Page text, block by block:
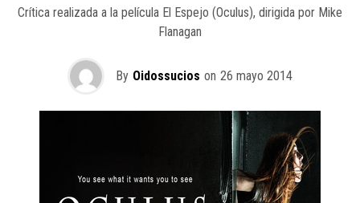
Crítica realizada a la película El Espejo (Oculus), dirigida por Mike
Flanagan
By Oidossucios on 26 mayo 2014